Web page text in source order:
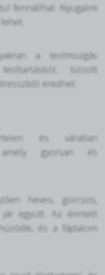
fennállhat. Nyugalmi
a testmozgás
túlzott
eredhet.
és váratlan
amely gyorsan és
heves, görcsös,
jár együtt. Az érintett
és a fájdalom